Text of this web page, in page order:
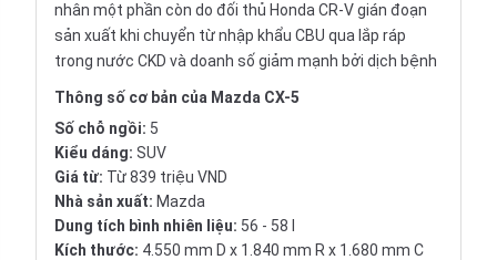
nhân một phần còn do đối thủ Honda CR-V gián đoạn
sản xuất khi chuyển từ nhập khẩu CBU qua lắp ráp
trong nước CKD và doanh số giảm mạnh bởi dịch bệnh
Thông số cơ bản của Mazda CX-5
Số chỗ ngồi: 5
Kiểu dáng: SUV
Giá từ: Từ 839 triệu VND
Nhà sản xuất: Mazda
Dung tích bình nhiên liệu: 56 - 58 l
Kích thước: 4.550 mm D x 1.840 mm R x 1.680 mm C